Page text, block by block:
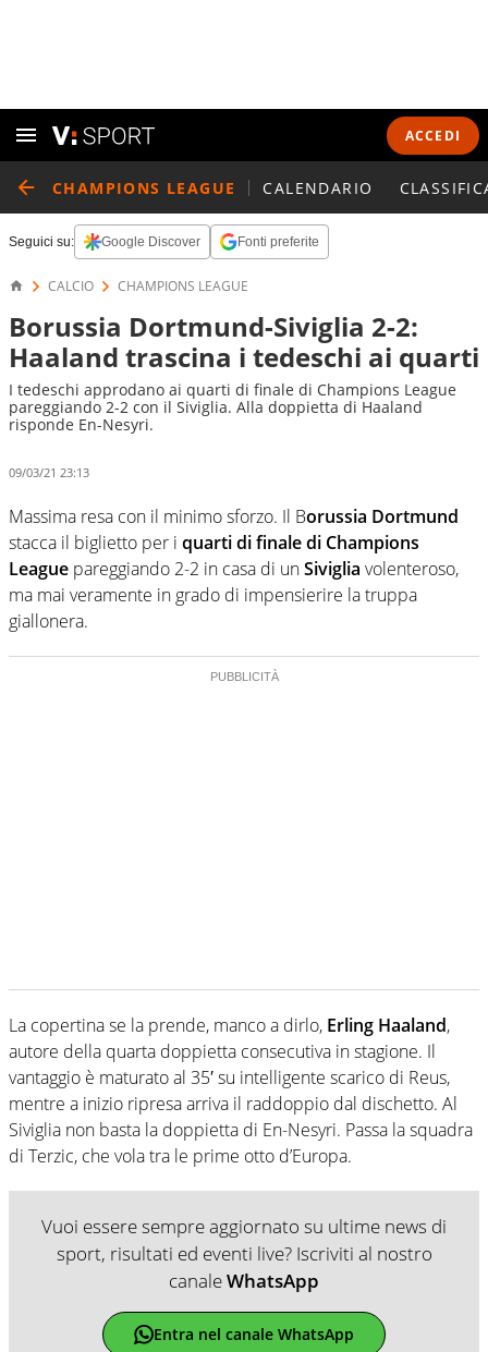
ACCEDI
CHAMPIONS LEAGUE CALENDARIO
Seguici su: Google Discover Fonti preferite
CALCIO CHAMPIONS LEAGUE
Borussia Dortmund-Siviglia 2-2:
Haaland trascina i tedeschi ai quarti
I tedeschi approdano ai quarti di finale di Champions League
pareggiando 2-2 con il Siviglia. Alla doppietta di Haaland
risponde En-Nesyri.
09/03/21 23:13
Massima resa con il minimo sforzo. Il Borussia Dortmund
stacca il biglietto per i quarti di finale di Champions
League pareggiando 2-2 in casa di unSiviglia volenteroso,
ma mai veramente in grado di impensierire la truppa
giallonera.
La copertina se la prende, manco a dirlo, Erling Haaland,
autore della quarta doppietta consecutiva in stagione. Il
vantaggio è maturato al 35′ su intelligente scarico di Reus,
mentre a inizio ripresa arriva il raddoppio dal dischetto. Al
Siviglia non basta la doppietta di En-Nesyri. Passa la squadra
di Terzic, che vola tra le prime otto d’Europa.
Vuoi essere sempre aggiornato su ultime news di
sport, risultati ed eventi live? Iscriviti al nostro
canaleWhatsApp
Entra nel canale WhatsApp